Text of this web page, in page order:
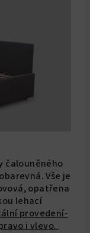
čalouněného
Vše je
opatřena
lehací
provedení-
i vlevo.